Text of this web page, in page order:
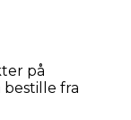
på
fra